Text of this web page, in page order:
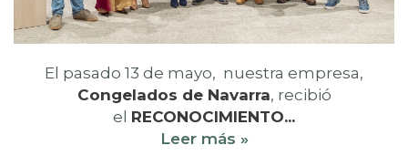
El pasado 13 de mayo, nuestra empresa,
Congelados de Navarra, recibió
el RECONOCIMIENTO...
Leer más »